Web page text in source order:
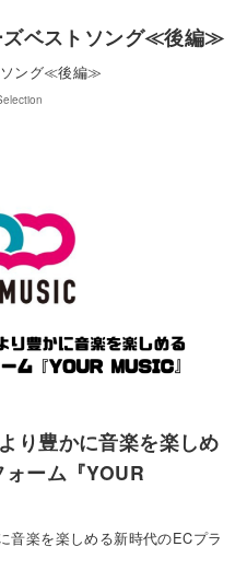
ズベストソング≪後編≫
ソング≪後編≫
り豊かに音楽を楽しめ
ーム『YOUR
音楽を楽しめる新時代のECプラ